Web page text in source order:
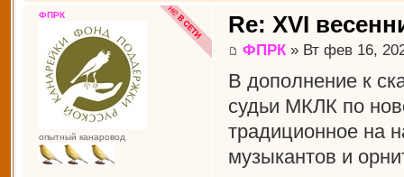
Re: XVI
ФПРК» Вт фев 16,
В дополнение к
судьи МКЛК по
традиционное на
музыкантов и
ФПРК
опытный канаровод